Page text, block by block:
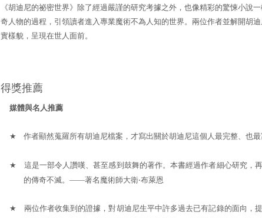
《胡迪尼的祕密世界》除了經過嚴謹的研究考據之外，也像精彩的驚悚小說
奇人物的過程，引領讀者進入專業魔術不為人知的世界。兩位作者並解開胡
實樣貌，呈現在世人面前。
得獎推薦
媒體與名人推薦
★ 作者顯然蒐羅所有胡迪尼檔案，才寫出關於胡迪尼這個人最完整、也
★
這是一部令人讚嘆、甚至感到鼓舞的著作。本書經過作者細心研究，
的傳奇不滅。——著名魔術師大衛‧布萊恩
★
兩位作者收集到的證據，對胡迪尼生平中許多過去已有記錄的面向，